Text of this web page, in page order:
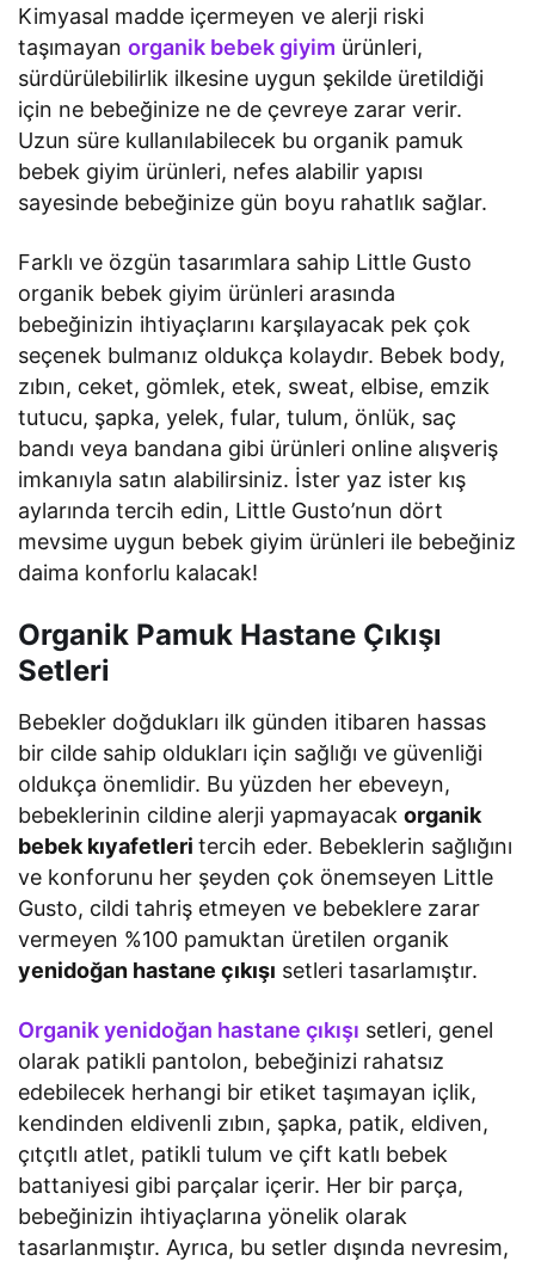
Kimyasal madde içermeyen ve alerji riski
taşımayanorganik bebek giyim ürünleri,
sürdürülebilirlik ilkesine uygun şekilde üretildiği
için ne bebeğinize ne de çevreye zarar verir.
Uzun süre kullanılabilecek bu organik pamuk
bebek giyim ürünleri, nefes alabilir yapısı
sayesinde bebeğinize gün boyu rahatlık sağlar.
Farklı ve özgün tasarımlara sahip Little Gusto
organik bebek giyim ürünleri arasında
bebeğinizin ihtiyaçlarını karşılayacak pek çok
seçenek bulmanız oldukça kolaydır. Bebek body,
zıbın, ceket, gömlek, etek, sweat, elbise, emzik
tutucu, şapka, yelek, fular, tulum, önlük, saç
bandı veya bandana gibi ürünleri online alışveriş
imkanıyla satın alabilirsiniz. İster yaz ister kış
aylarında tercih edin, Little Gusto’nun dört
mevsime uygun bebek giyim ürünleri ile bebeğiniz
daima konforlu kalacak!
Organik Pamuk Hastane Çıkışı
Setleri
Bebekler doğdukları ilk günden itibaren hassas
bir cilde sahip oldukları için sağlığı ve güvenliği
oldukça önemlidir. Bu yüzden her ebeveyn,
bebeklerinin cildine alerji yapmayacakorganik
bebek kıyafetleritercih eder. Bebeklerin sağlığını
ve konforunu her şeyden çok önemseyen Little
Gusto, cildi tahriş etmeyen ve bebeklere zarar
vermeyen %100 pamuktan üretilen organik
yenidoğan hastane çıkışı setleri tasarlamıştır.
Organik yenidoğan hastane çıkışı setleri, genel
olarak patikli pantolon, bebeğinizi rahatsız
edebilecek herhangi bir etiket taşımayan içlik,
kendinden eldivenli zıbın, şapka, patik, eldiven,
çıtçıtlı atlet, patikli tulum ve çift katlı bebek
battaniyesi gibi parçalar içerir. Her bir parça,
bebeğinizin ihtiyaçlarına yönelik olarak
tasarlanmıştır. Ayrıca, bu setler dışında nevresim,